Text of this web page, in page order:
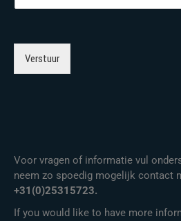
Verstuur
Voor vragen of informatie vul
neem zo spoedig mogelijk contact
+31(0)25315723.
If you would like to have more